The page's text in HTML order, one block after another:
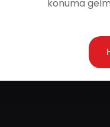
konuma